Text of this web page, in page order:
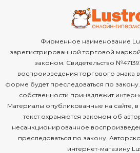
Фирменное наименование
зарегистрированной торговой
законом. Свидетельство
воспроизведения торгового
форме будет преследоваться по
собственности принадлежит
Материалы опубликованные на сайте,
текст охраняются законом об
несанкционированное
преследоваться по закону.
интернет-магазину